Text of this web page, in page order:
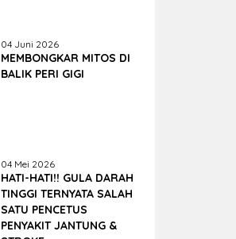
04 Juni 2026
MEMBONGKAR MITOS DI
BALIK PERI GIGI
04 Mei 2026
HATI-HATI!! GULA DARAH
TINGGI TERNYATA SALAH
SATU PENCETUS
PENYAKIT JANTUNG &